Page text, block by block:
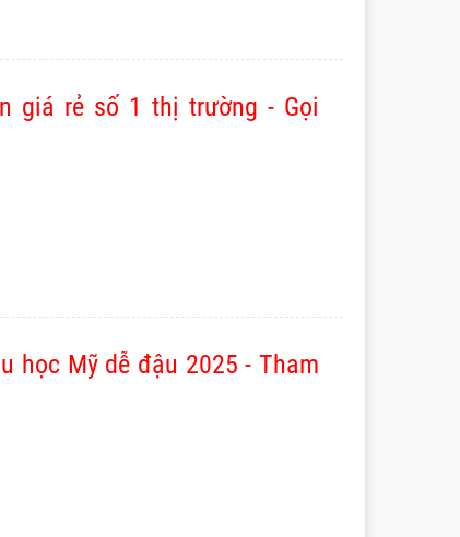
giá rẻ số 1 thị trường - Gọi
học Mỹ dễ đậu 2025 - Tham